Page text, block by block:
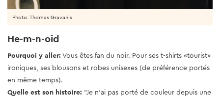
He-m-n-oid
Pourquoi y aller:Vous êtes fan du noir. Pour ses t-shirts «tourist»
ironiques, ses blousons et robes unisexes (de préférence portés
en même temps).
Quelle est son histoire: "Je n'ai pas porté de couleur depuis une
Photo: Thomas Gravanis